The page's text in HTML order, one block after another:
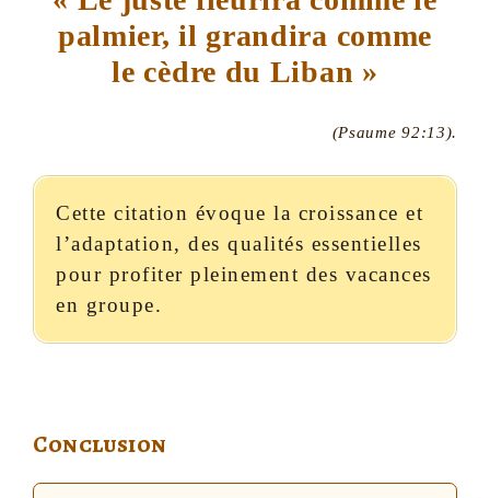
palmier, il grandira comme
le cèdre du Liban »
(Psaume 92:13).
Cette citation évoque la croissance et
l’adaptation, des qualités essentielles
pour profiter pleinement des vacances
en groupe.
Conclusion